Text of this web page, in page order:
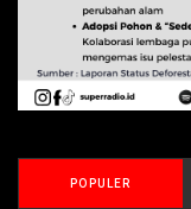
POPULER